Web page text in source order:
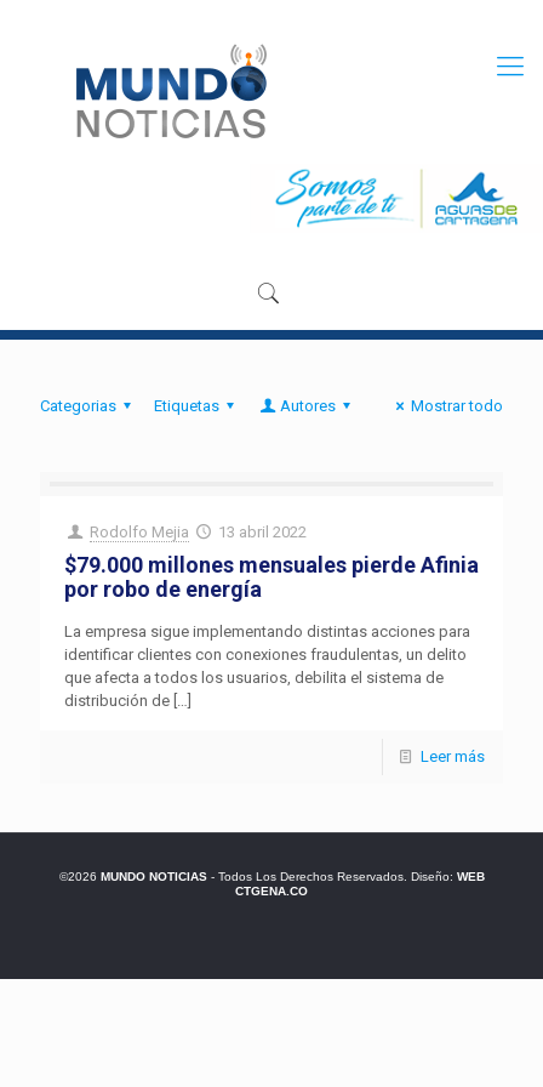
Categorias Etiquetas Autores Mostrar todo
Rodolfo Mejia 13 abril 2022
$79.000 millones mensuales pierde Afinia
por robo de energía
La empresa sigue implementando distintas acciones para
identificar clientes con conexiones fraudulentas, un delito
que afecta a todos los usuarios, debilita el sistema de
distribución de […]
Leer más
©2026 MUNDO NOTICIAS- Todos Los Derechos Reservados. Diseño: WEB
CTGENA.CO